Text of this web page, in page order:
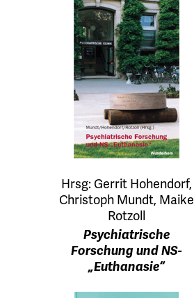
Hrsg: Gerrit Hohendorf,
Christoph Mundt, Maike
Rotzoll
Psychiatrische
Forschung und NS-
„Euthanasie“